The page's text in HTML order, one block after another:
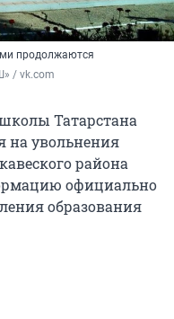
продолжаются
/ vk.com
Татарстана
на увольнения
района
официально
образования